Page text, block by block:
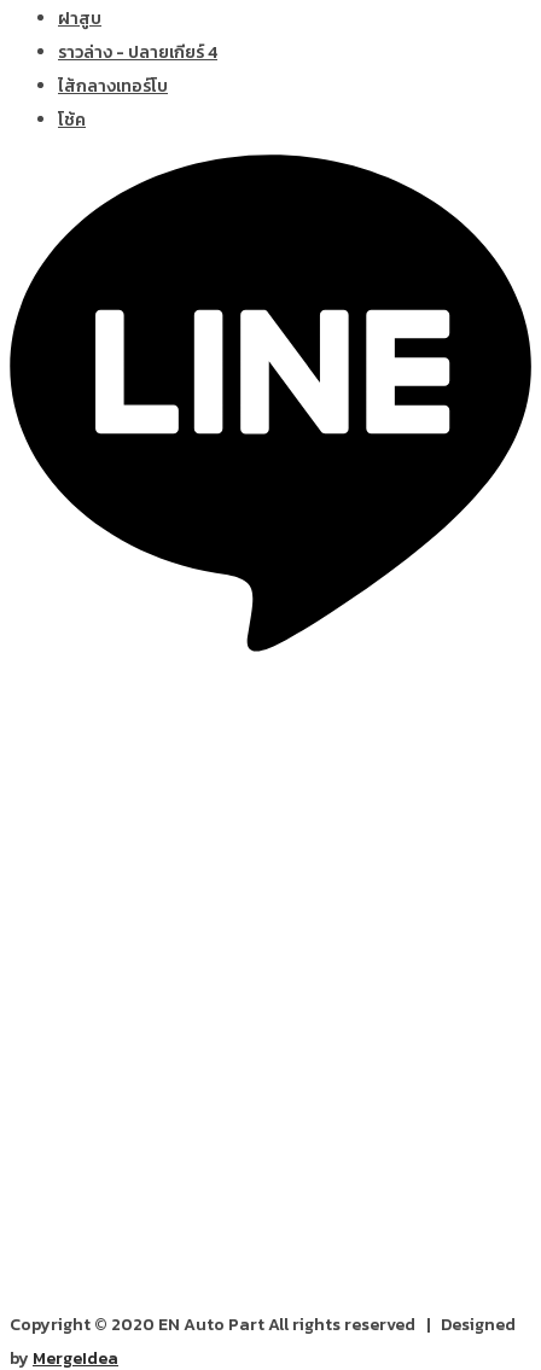
ฝาสูบ
ราวล่าง - ปลายเกียร์ 4
ไส้กลางเทอร์โบ
โช้ค
Copyright © 2020 EN Auto Part All rights reserved | Designed
byMergeIdea